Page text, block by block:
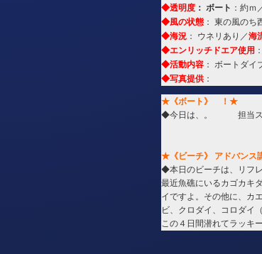
◆透明度 ： ボート ：約ｍ
◆風の状態 ： 東の風のち
◆海況 ： ウネリあり／海
◆エンリッチドエア使用
◆活動内容 ： ボートダ
◆写真提供 ：
★《ボート》 ！★
◆今日は、。 担当ス
★《ビーチ》 アドバンス
◆本日のビーチは、リフ
最近魚礁にいるカゴカキ
イですよ。その他に、カ
ビ、クロダイ、コロダイ
この４日間潜れてラ